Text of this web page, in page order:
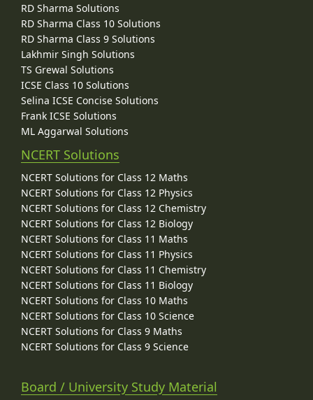
RD Sharma Solutions
RD Sharma Class 10 Solutions
RD Sharma Class 9 Solutions
Lakhmir Singh Solutions
TS Grewal Solutions
ICSE Class 10 Solutions
Selina ICSE Concise Solutions
Frank ICSE Solutions
ML Aggarwal Solutions
NCERT Solutions
NCERT Solutions for Class 12 Maths
NCERT Solutions for Class 12 Physics
NCERT Solutions for Class 12 Chemistry
NCERT Solutions for Class 12 Biology
NCERT Solutions for Class 11 Maths
NCERT Solutions for Class 11 Physics
NCERT Solutions for Class 11 Chemistry
NCERT Solutions for Class 11 Biology
NCERT Solutions for Class 10 Maths
NCERT Solutions for Class 10 Science
NCERT Solutions for Class 9 Maths
NCERT Solutions for Class 9 Science
Board / University Study Material